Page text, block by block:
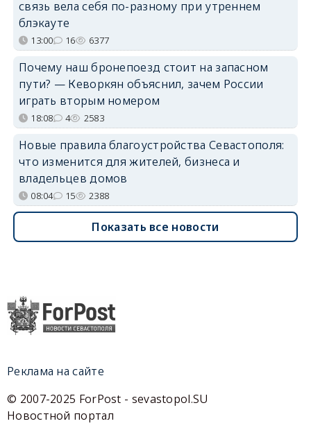
связь вела себя по-разному при утреннем
блэкауте
13:00 16 6377
Почему наш бронепоезд стоит на запасном
пути? — Кеворкян объяснил, зачем России
играть вторым номером
18:08 4 2583
Новые правила благоустройства Севастополя:
что изменится для жителей, бизнеса и
владельцев домов
08:04 15 2388
Показать все новости
Реклама на сайте
© 2007-2025 ForPost - sevastopol.SU
Новостной портал